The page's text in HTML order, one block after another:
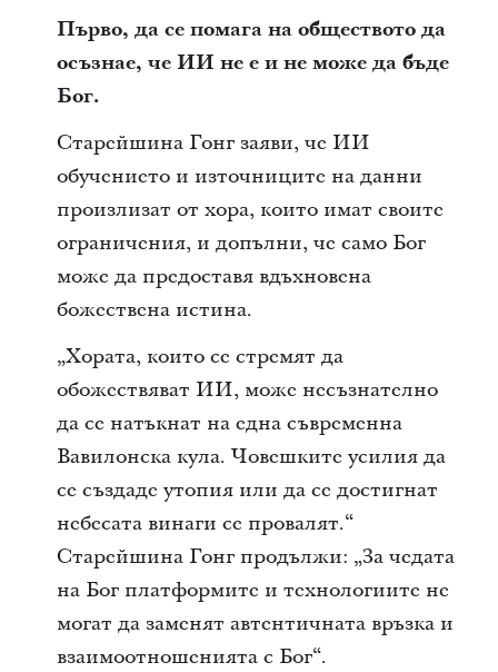
Първо, да се помага на обществото да
осъзнае, че ИИ не е и не може да бъде
Бог.
Старейшина Гонг заяви, че ИИ
обучението и източниците на данни
произлизат от хора, които имат своите
ограничения, и допълни, че само Бог
може да предоставя вдъхновена
божествена истина.
„Хората, които се стремят да
обожествяват ИИ, може несъзнателно
да се натъкнат на една съвременна
Вавилонска кула. Човешките усилия да
се създаде утопия или да се достигнат
небесата винаги се провалят.“
Старейшина Гонг продължи: „За чедата
на Бог платформите и технологиите не
могат да заменят автентичната връзка и
взаимоотношенията с Бог“.